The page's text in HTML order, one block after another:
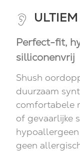
Perfect-fit,
silliconenvrij
Shush
duurzaam
comfortabele
of gevaarlijke
geen